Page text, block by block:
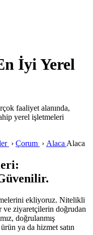
İyi Yerel
faaliyet alanında,
yerel işletmeleri
› Çorum › Alaca Alaca
ekliyoruz. Nitelikli
ve ziyaretçilerin doğrudan
doğrulanmış
ya da hizmet satın